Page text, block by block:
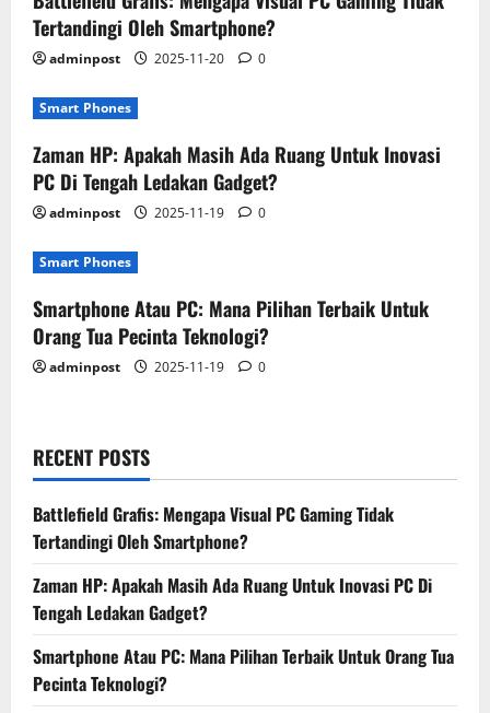
Tertandingi Oleh Smartphone?
adminpost 2025-11-20 0
Smart Phones
Zaman HP: Apakah Masih Ada Ruang Untuk Inovasi
PC Di Tengah Ledakan Gadget?
adminpost 2025-11-19 0
Smart Phones
Smartphone Atau PC: Mana Pilihan Terbaik Untuk
Orang Tua Pecinta Teknologi?
adminpost 2025-11-19 0
RECENT POSTS
Battlefield Grafis: Mengapa Visual PC Gaming Tidak
Tertandingi Oleh Smartphone?
Zaman HP: Apakah Masih Ada Ruang Untuk Inovasi PC Di
Tengah Ledakan Gadget?
Smartphone Atau PC: Mana Pilihan Terbaik Untuk Orang Tua
Pecinta Teknologi?